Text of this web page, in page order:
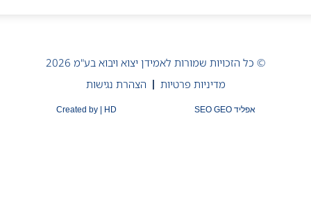
© כל הזכויות שמורות לאמידן יצוא ויבוא בע"מ 2026
מדיניות פרטיות
הצהרת נגישות
אפליד SEO GEO Created by | HD